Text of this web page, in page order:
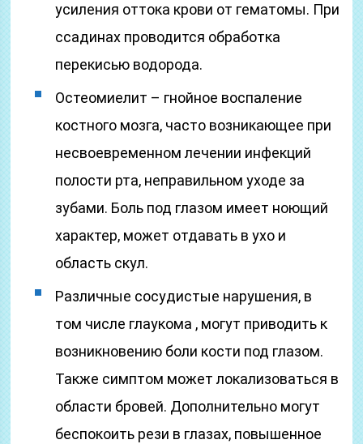
усиления оттока крови от гематомы. При
ссадинах проводится обработка
перекисью водорода.
Остеомиелит – гнойное воспаление
костного мозга, часто возникающее при
несвоевременном лечении инфекций
полости рта, неправильном уходе за
зубами. Боль под глазом имеет ноющий
характер, может отдавать в ухо и
область скул.
Различные сосудистые нарушения, в
том числе глаукома , могут приводить к
возникновению боли кости под глазом.
Также симптом может локализоваться в
области бровей. Дополнительно могут
беспокоить рези в глазах, повышенное